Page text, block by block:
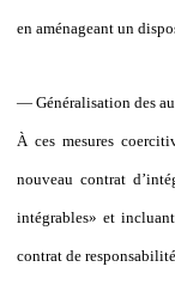
en aménageant un
— Généralisation des
À ces mesures
nouveau contrat
intégrables» et
contrat de